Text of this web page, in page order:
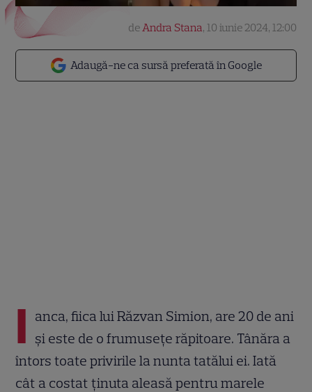
Adaugă-ne ca sursă preferată în Google
deAndra Stana, 10 iunie 2024, 12:00
I anca, fiica lui Răzvan Simion, are 20 de ani
și este de o frumusețe răpitoare. Tânăra a
întors toate privirile la nunta tatălui ei. Iată
cât a costat ținuta aleasă pentru marele